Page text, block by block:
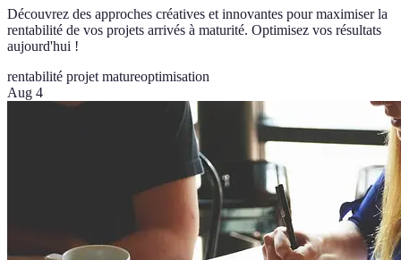
Découvrez des approches créatives et innovantes pour maximiser la
rentabilité de vos projets arrivés à maturité. Optimisez vos résultats
aujourd'hui !
rentabilité projet matureoptimisation
Aug 4